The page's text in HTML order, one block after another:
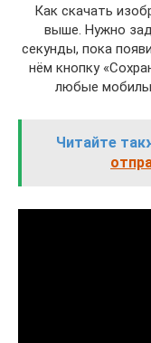
Как скачать
выше. Нужно
секунды, пока
нём кнопку
любые
Читайте